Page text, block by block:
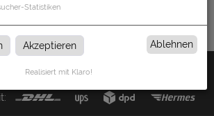
bei flyer-store in Augsburg
Statistiken
Akzeptieren Ablehnen
Realisiert mit Klaro!